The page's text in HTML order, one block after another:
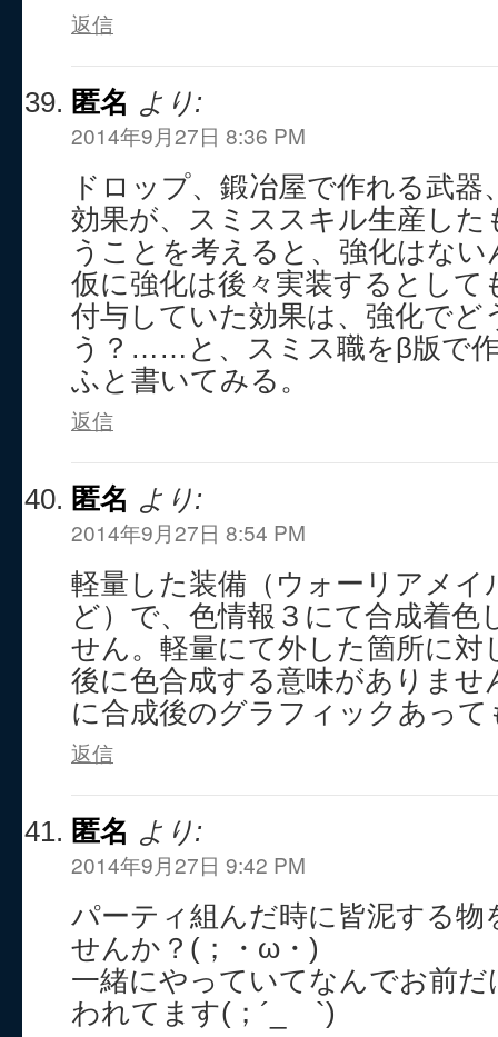
返信
匿名 より:
2014年9月27日 8:36 PM
ドロップ、鍛冶屋で作れる武
効果が、スミススキル生産し
うことを考えると、強化はな
仮に強化は後々実装するとして
付与していた効果は、強化でど
う？……と、スミス職をβ版で
ふと書いてみる。
返信
匿名 より:
2014年9月27日 8:54 PM
軽量した装備（ウォーリアメ
ど）で、色情報３にて合成着色
せん。軽量にて外した箇所に対
後に色合成する意味がありませ
に合成後のグラフィックあっ
返信
匿名 より:
2014年9月27日 9:42 PM
パーティ組んだ時に皆泥する物
せんか？(；・ω・)
一緒にやっていてなんでお前
われてます(；´_ゝ`)